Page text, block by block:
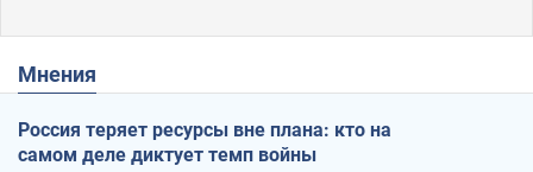
Мнения
Россия теряет ресурсы вне плана: кто на
самом деле диктует темп войны